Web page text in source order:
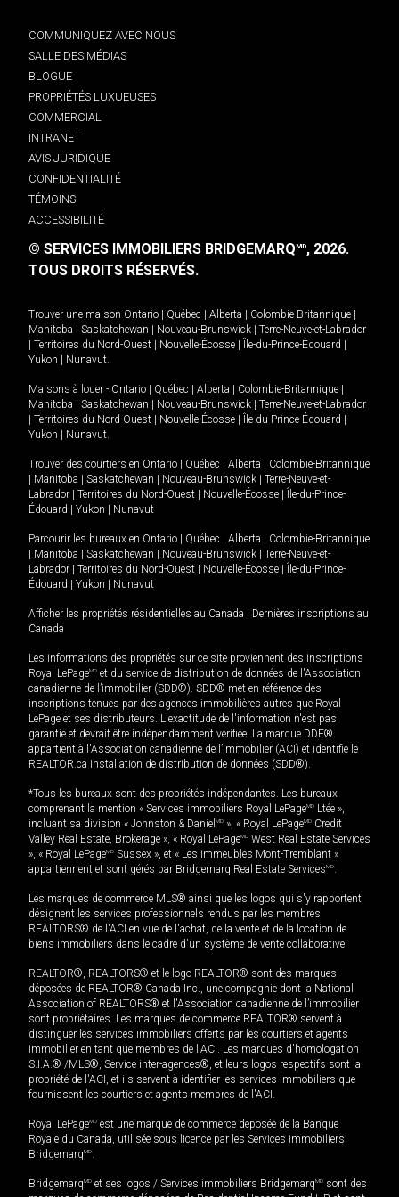
COMMUNIQUEZ AVEC NOUS
SALLE DES MÉDIAS
BLOGUE
PROPRIÉTÉS LUXUEUSES
COMMERCIAL
INTRANET
AVIS JURIDIQUE
CONFIDENTIALITÉ
TÉMOINS
ACCESSIBILITÉ
© SERVICES IMMOBILIERS BRIDGEMARQMD, 2026.
TOUS DROITS RÉSERVÉS.
Trouver une maison Ontario Québec Alberta Colombie-Britannique
Manitoba
Saskatchewan Nouveau-Brunswick
Terre-Neuve-et-Labrador
Territoires du Nord-Ouest Nouvelle-Écosse Île-du-Prince-Édouard
Yukon
Nunavut.
Maisons à louer - Ontario Québec Alberta Colombie-Britannique
Manitoba
Saskatchewan Nouveau-Brunswick
Terre-Neuve-et-Labrador
Territoires du Nord-Ouest Nouvelle-Écosse Île-du-Prince-Édouard
Yukon
Nunavut.
Trouver des courtiers en Ontario Québec Alberta
Colombie-Britannique
Manitoba Saskatchewan Nouveau-Brunswick
Terre-Neuve-et-
Labrador
Territoires du Nord-Ouest Nouvelle-Écosse
Île-du-Prince-
Édouard
Yukon Nunavut
Parcourir les bureaux en Ontario Québec Alberta
Colombie-Britannique
Manitoba Saskatchewan Nouveau-Brunswick
Terre-Neuve-et-
Labrador
Territoires du Nord-Ouest Nouvelle-Écosse
Île-du-Prince-
Édouard
Yukon Nunavut
Afficher les propriétés résidentielles au Canada
Dernières inscriptions au
Canada
Les informations des propriétés sur ce site proviennent des inscriptions
Royal LePageMD et du service de distribution de données de l'Association
canadienne de l’immobilier (SDD®). SDD® met en référence des
inscriptions tenues par des agences immobilières autres que Royal
LePage et ses distributeurs. L'exactitude de l'information n'est pas
garantie et devrait être indépendamment vérifiée. La marque DDF®
appartient à l'Association canadienne de l’immobilier (ACI) et identifie le
REALTOR.ca Installation de distribution de données (SDD®).
*Tous les bureaux sont des propriétés indépendantes. Les bureaux
comprenant la mention « Services immobiliers Royal LePageMD Ltée »,
incluant sa division « Johnston & Daniel MD », « Royal LePageMD Credit
Valley Real Estate, Brokerage », « Royal LePageMD West Real Estate Services
», « Royal LePageMD Sussex », et « Les immeubles Mont-Tremblant »
appartiennent et sont gérés par Bridgemarq Real Estate ServicesMD.
Les marques de commerce MLS® ainsi que les logos qui s'y rapportent
désignent les services professionnels rendus par les membres
REALTORS® de l'ACI en vue de l'achat, de la vente et de la location de
biens immobiliers dans le cadre d'un système de vente collaborative.
REALTOR®, REALTORS® et le logo REALTOR® sont des marques
déposées de REALTOR® Canada Inc., une compagnie dont la National
Association of REALTORS® et l'Association canadienne de l’immobilier
sont propriétaires. Les marques de commerce REALTOR® servent à
distinguer les services immobiliers offerts par les courtiers et agents
immobilier en tant que membres de l'ACI. Les marques d'homologation
S.I.A.® /MLS®, Service inter-agences®, et leurs logos respectifs sont la
propriété de l'ACI, et ils servent à identifier les services immobiliers que
fournissent les courtiers et agents membres de l'ACI.
Royal LePageMD est une marque de commerce déposée de la Banque
Royale du Canada, utilisée sous licence par les Services immobiliers
BridgemarqMD.
BridgemarqMD et ses logos / Services immobiliers BridgemarqMD sont des